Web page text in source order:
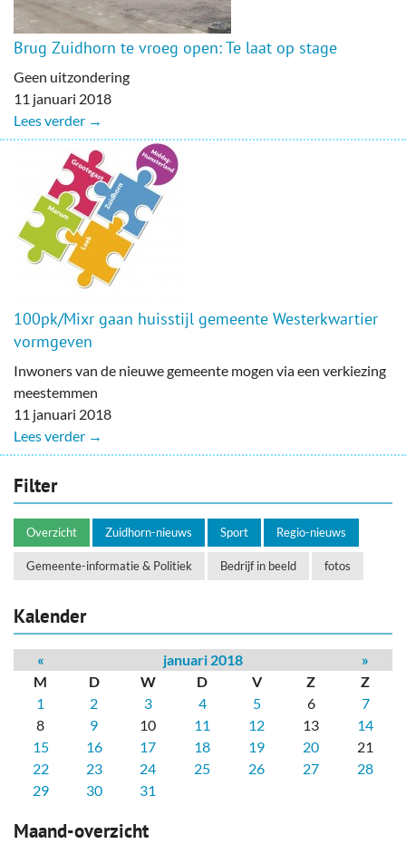
Brug Zuidhorn te vroeg open: Te laat op stage
Geen uitzondering
11 januari 2018
Lees verder →
100pk/Mixr gaan huisstijl gemeente Westerkwartier
vormgeven
Inwoners van de nieuwe gemeente mogen via een verkiezing
meestemmen
11 januari 2018
Lees verder →
Filter
Overzicht Zuidhorn-nieuws Sport Regio-nieuws
Gemeente-informatie & Politiek Bedrijf in beeld fotos
Kalender
« januari 2018
»
M
D W D V Z
Z
1
2 3 4 5 6
7
8
9 10 11 12 13
14
15
16 17 18 19 20
21
22
23 24 25 26 27
28
29
30 31
Maand-overzicht